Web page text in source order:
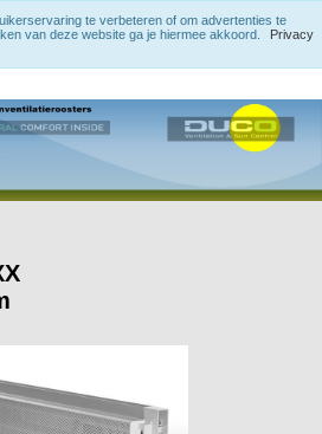
te verbeteren of om advertenties te
van deze website ga je hiermee akkoord.
Privacy